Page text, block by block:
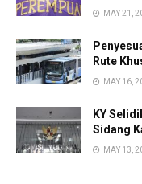
MAY 21,
Rute
MAY 16,
KY
Sidang
MAY 13,